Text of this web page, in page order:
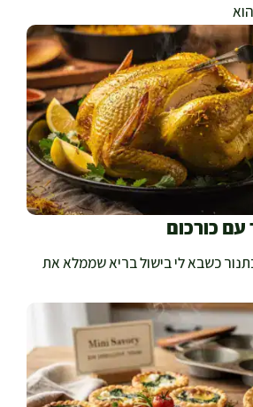
עם כורכום
כשבא לי בישול בריא שממלא את